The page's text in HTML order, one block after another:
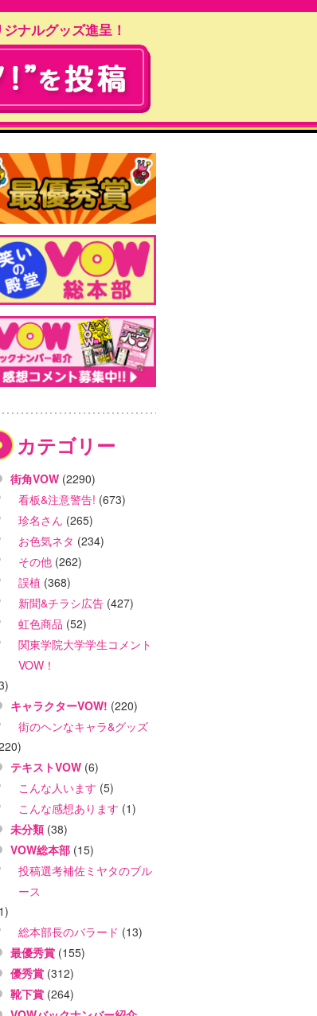
ナルグッズ進呈！
カテゴリー
街角VOW (2290)
看板&注意警告! (673)
珍名さん (265)
お色気ネタ (234)
その他 (262)
誤植 (368)
新聞&チラシ広告 (427)
虹色商品 (52)
関東学院大学学生コメント
VOW！
キャラクターVOW! (220)
街のヘンなキャラ&グッズ
テキストVOW (6)
こんな人います (5)
こんな感想あります (1)
未分類 (38)
VOW総本部 (15)
投稿選考補佐ミヤタのブル
ース
総本部長のバラード (13)
最優秀賞 (155)
優秀賞 (312)
靴下賞 (264)